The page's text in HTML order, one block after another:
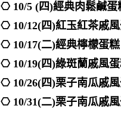
⎔ 10/5 (四)經典肉鬆鹹蛋
⎔ 10/12(四)紅玉紅茶戚
⎔ 10/17(二)經典檸檬蛋糕
⎔ 10/19(四)綠斑蘭戚風
⎔ 10/26(四)栗子南瓜戚
⎔ 10/31(二)栗子南瓜戚